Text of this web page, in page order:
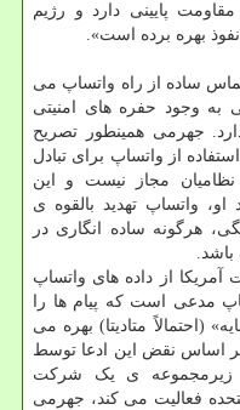
پایینی دارد و رژیم
بهره برده است».
ساده از راه واتساپ می
وجود حفره های امنیتی
جهرمی همینطور تصریح
از واتساپ برای تبادل
مجاز نیست و این
واتساپ تهدید بالقوه ی
هرگونه ساده انگاری در
باشد.
از داده های واتساپ
مدعی است که پیام ها را
(احتمالاً متادیتا) بهره می
بر اساس نقض این ادعا توسط
زیرمجموعه ی یک شرکت
فعالیت می کند، جهرمی